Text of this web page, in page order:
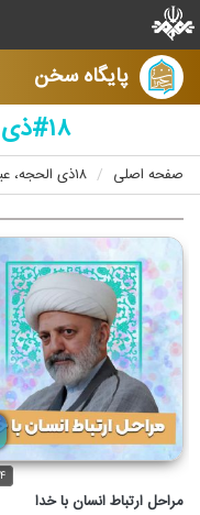
پایگاه سخن
#۱۸ذی الحجه، عید غدیر
صفحه اصلی ۱۸ذی الحجه، عید غدیر
۲۴
مراحل ارتباط انسان با خدا